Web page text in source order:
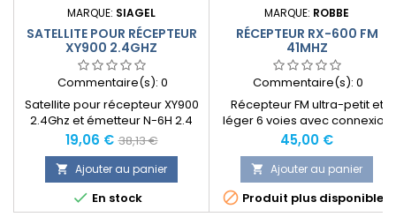
MARQUE: SIAGEL
SATELLITE POUR RÉCEPTEUR
XY900 2.4GHZ
Commentaire(s): 0
Satellite pour récepteur XY900
2.4Ghz et émetteur N-6H 2.4
GHz LCD. Augmente la
puissance de réception du
signal et permet une bonne
réception dans les modèles en
carbone. Conseillé dans les
Prix
19,06 € Prix
normal
38,13 €
 Ajouter au panier
 En stock
MARQUE: ROBBE
RÉCEPTEUR RX-600 FM
41MHZ
Commentaire(s): 0
Récepteur FM ultra-petit et
léger 6 voies avec connexion
frontale des servos.La
discrimination des
perturbations électriques a été
particulièrement soignée en
mode BEC pour éviter toute
Prix
45,00 €
 Ajouter au panier
 Produit plus disponible